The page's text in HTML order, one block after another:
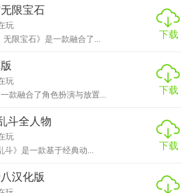
限宝石
玩
无限宝石》是一款融合了...
下载
玩
款融合了角色扮演与放置...
下载
斗全人物
玩
斗》是一款基于经典动...
下载
汉化版